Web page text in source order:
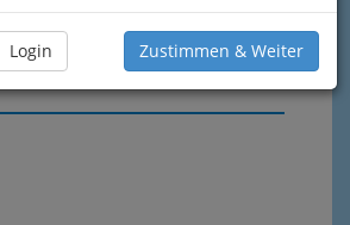
Login Zustimmen & Weiter
Meine Nachricht senden